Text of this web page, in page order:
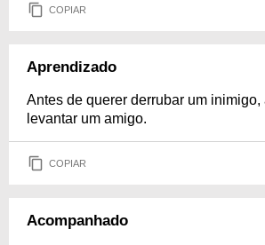
COPIAR
Aprendizado
Antes de querer derrubar um inimigo,
levantar um amigo.
COPIAR
Acompanhado